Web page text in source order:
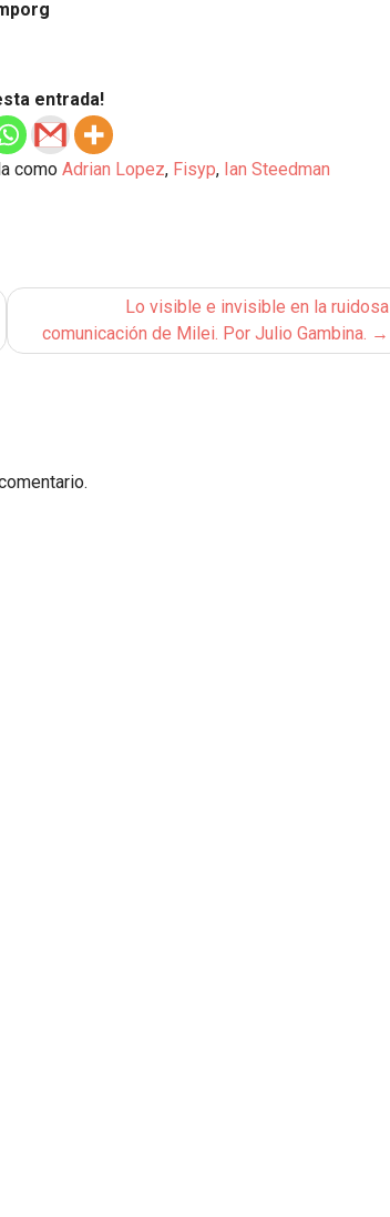
entrada!
como Adrian Lopez, Fisyp, Ian Steedman
Lo visible e invisible en la ruidosa
comunicación de Milei. Por Julio Gambina.